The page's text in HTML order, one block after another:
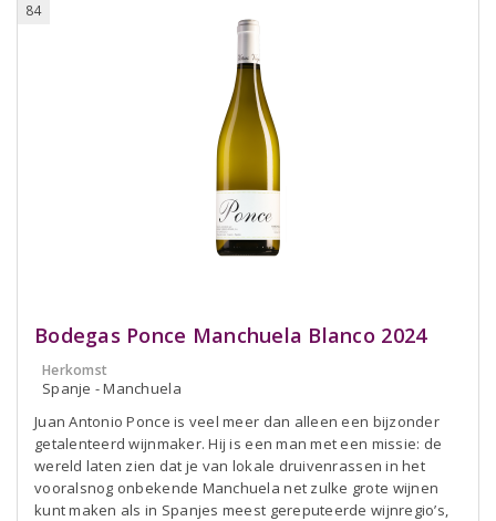
84
Bodegas Ponce Manchuela Blanco 2024
Herkomst
Spanje - Manchuela
Juan Antonio Ponce is veel meer dan alleen een bijzonder
getalenteerd wijnmaker. Hij is een man met een missie: de
wereld laten zien dat je van lokale druivenrassen in het
vooralsnog onbekende Manchuela net zulke grote wijnen
kunt maken als in Spanjes meest gereputeerde wijnregio’s,